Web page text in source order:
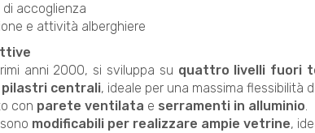
accoglienza
e attività alberghiere
anni 2000, si sviluppa su quattro livelli fuori
pilastri centrali, ideale per una massima flessibilità
con parete ventilata e serramenti in alluminio.
modificabili per realizzare ampie vetrine,